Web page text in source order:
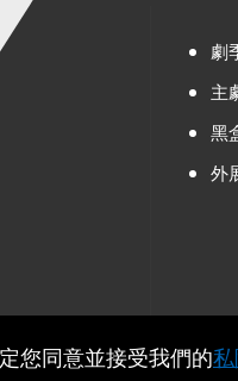
劇
主
黑
外
您同意並接受我們的